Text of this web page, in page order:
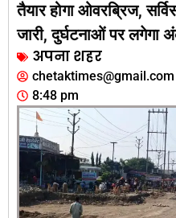
तैयार होगा ओवरब्रिज,
जारी, दुर्घटनाओं पर लगेगा
अपना शहर
chetaktimes@gmail.com
8:48 pm